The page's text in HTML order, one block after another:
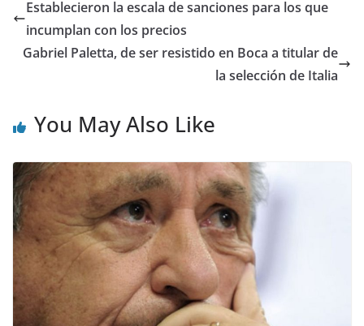
Establecieron la escala de sanciones para los que
incumplan con los precios
Gabriel Paletta, de ser resistido en Boca a titular de
la selección de Italia
You May Also Like